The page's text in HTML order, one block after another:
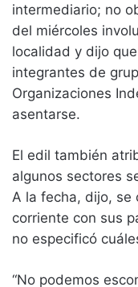
intermediario; no
del miércoles
localidad y dijo
integrantes de
Organizaciones
asentarse.
El edil también
algunos sectores
A la fecha, dijo, se
corriente con sus
no especificó
“No podemos